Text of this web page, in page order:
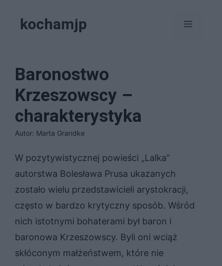
kochamjp Menu
Baronostwo
Krzeszowscy –
charakterystyka
Autor: Marta Grandke
W pozytywistycznej powieści „Lalka”
autorstwa Bolesława Prusa ukazanych
zostało wielu przedstawicieli arystokracji,
często w bardzo krytyczny sposób. Wśród
nich istotnymi bohaterami był baron i
baronowa Krzeszowscy. Byli oni wciąż
skłóconym małżeństwem, które nie